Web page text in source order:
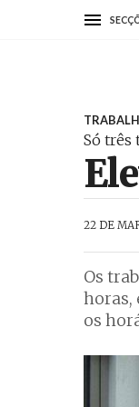
Só três
22 DE
Os
horas,
os